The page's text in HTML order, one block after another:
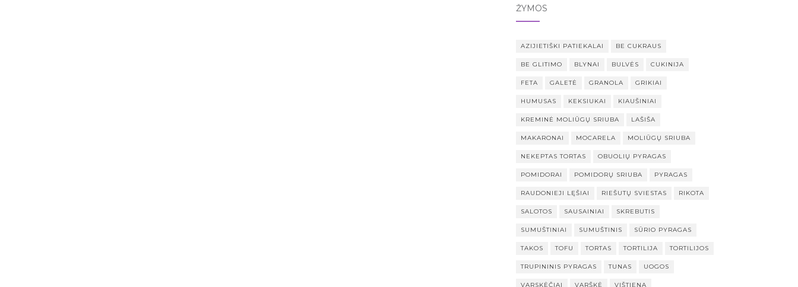
ŽYMOS
AZIJIETIŠKI PATIEKALAI BE CUKRAUS
BE GLITIMO BLYNAI BULVĖS CUKINIJA
FETA GALETĖ GRANOLA GRIKIAI
HUMUSAS KEKSIUKAI KIAUŠINIAI
KREMINĖ MOLIŪGŲ SRIUBA LAŠIŠA
MAKARONAI MOCARELA MOLIŪGŲ SRIUBA
NEKEPTAS TORTAS OBUOLIŲ PYRAGAS
POMIDORAI POMIDORŲ SRIUBA PYRAGAS
RAUDONIEJI LĘŠIAI RIEŠUTŲ SVIESTAS RIKOTA
SALOTOS SAUSAINIAI SKREBUTIS
SUMUŠTINIAI SUMUŠTINIS SŪRIO PYRAGAS
TAKOS TOFU TORTAS TORTILIJA TORTILIJOS
TRUPININIS PYRAGAS TUNAS UOGOS
VARSKĖČIAI VARŠKĖ VIŠTIENA